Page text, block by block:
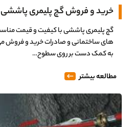
خرید و فروش گچ پلیمری پاششی
گچ پلیمری پاششی با کیفیت و قیمت
های ساختمانی و صادرات خرید و فروش
به کمک دست بر روی سطوح…
مطالعه بیشتر